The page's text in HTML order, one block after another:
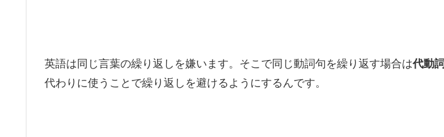
英語は同じ言葉の繰り返しを嫌います。そこで同じ動詞句を繰り返す場合は代動詞
代わりに使うことで繰り返しを避けるようにするんです。